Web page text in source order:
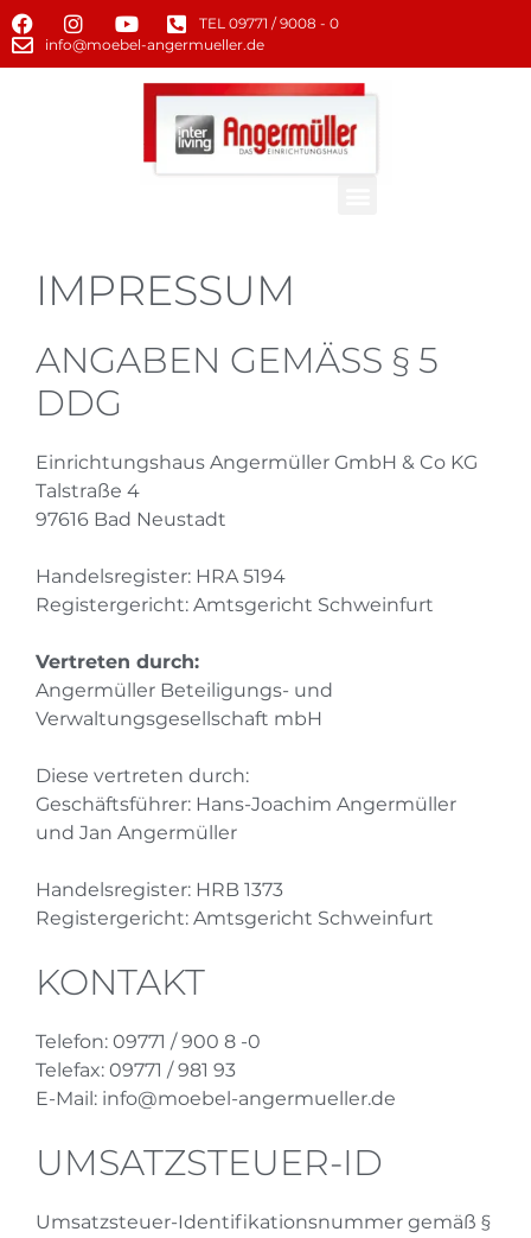
TEL 09771 / 9008 - 0
info@moebel-angermueller.de
IMPRESSUM
ANGABEN GEMÄSS § 5 D
DG
Einrichtungshaus Angermüller GmbH & Co KG
Talstraße 4
97616 Bad Neustadt
Handelsregister: HRA 5194
Registergericht: Amtsgericht Schweinfurt
Vertreten durch:
Angermüller Beteiligungs- und
Verwaltungsgesellschaft mbH
Diese vertreten durch:
Geschäftsführer: Hans-Joachim Angermüller
und Jan Angermüller
Handelsregister: HRB 1373
Registergericht: Amtsgericht Schweinfurt
KONTAKT
Telefon: 09771 / 900 8 -0
Telefax: 09771 / 981 93
E-Mail: info@moebel-angermueller.de
UMSATZSTEUER-ID
Umsatzsteuer-Identifikationsnummer gemäß §